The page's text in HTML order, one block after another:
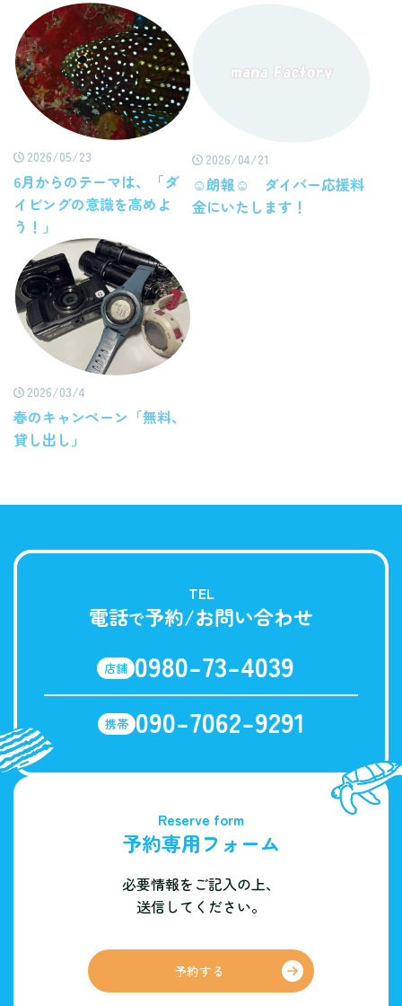
2026/05/23
6月からのテーマは、「ダ
イビングの意識を高めよ
う！」
2026/04/21
☺朗報☺ ダイバー応援料
金にいたします！
2026/03/4
春のキャンペーン「無料、
貸し出し」
TEL
電話で予約/お問い合わせ
店舗 0980-73-4039
携帯 090-7062-9291
Reserve form
予約専用フォーム
必要情報をご記入の上、
送信してください。
予約する